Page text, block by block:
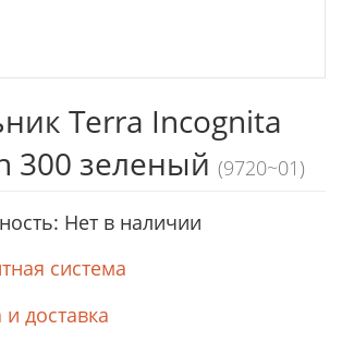
Terra Incognita
300 зеленый (9720~01)
Нет в наличии
система
доставка